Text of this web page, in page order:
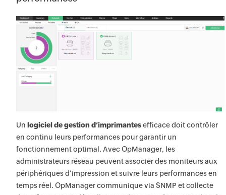
Unlogiciel de gestion d’imprimantesefficace doit contrôler
en continu leurs performances pour garantir un
fonctionnement optimal. Avec OpManager, les
administrateurs réseau peuvent associer des moniteurs aux
périphériques d’impression et suivre leurs performances en
temps réel. OpManager communique via SNMP et collecte